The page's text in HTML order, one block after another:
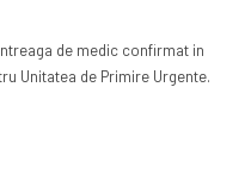
de medic confirmat in
Unitatea de Primire Urgente.